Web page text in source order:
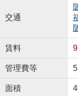
交通
賃料
管理費等
面積